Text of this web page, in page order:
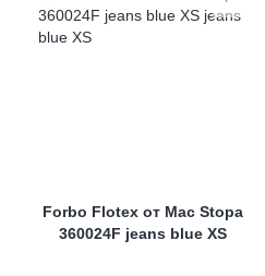
Forbo Flotex от Mac Stopa
360024F jeans blue XS